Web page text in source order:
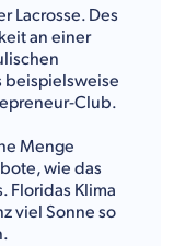
Lacrosse. Des
an einer
beispielsweise
Club.
Menge
wie das
Floridas Klima
viel Sonne so